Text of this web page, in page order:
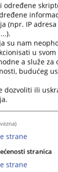
određene
(npr. IP
su nam
u
a služe za
budućeg
dozvoliti ili
strane
stranica
strane